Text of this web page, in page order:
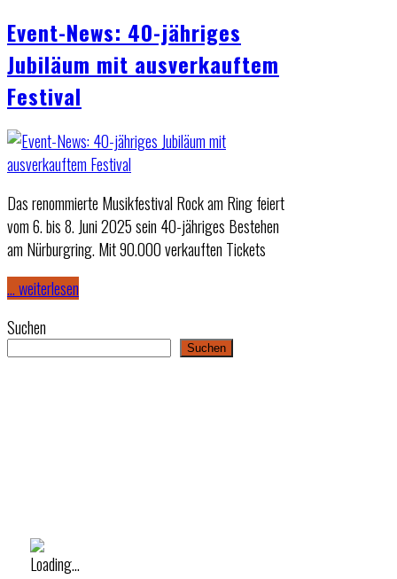
Event-News: 40-jähriges
Jubiläum mit ausverkauftem
Festival
Das renommierte Musikfestival Rock am Ring feiert
vom 6. bis 8. Juni 2025 sein 40-jähriges Bestehen
am Nürburgring. Mit 90.000 verkauften Tickets
… weiterlesen
Suchen
Suchen